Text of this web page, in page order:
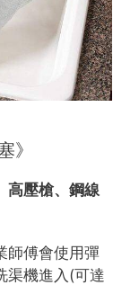
》
高壓槍、鋼線
師傅會使用彈
渠機進入(可達